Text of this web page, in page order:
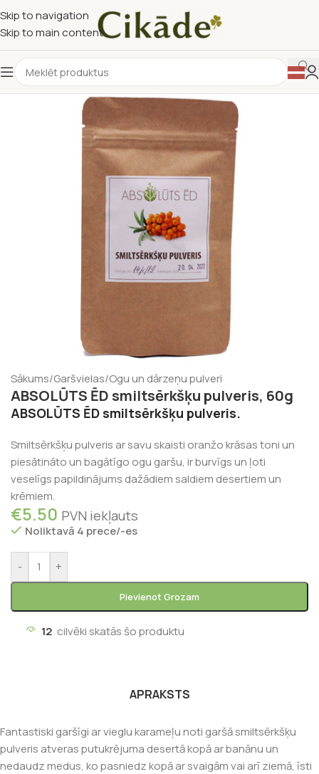
Skip to navigation
Skip to main content
Sākums/Garšvielas/Ogu un dārzeņu pulveri
ABSOLŪTS ĒD smiltsērkšķu pulveris, 60g
ABSOLŪTS ĒD smiltsērkšķu pulveris.
Smiltsērkšķu pulveris ar savu skaisti oranžo krāsas toni un
piesātināto un bagātīgo ogu garšu, ir burvīgs un ļoti
veselīgs papildinājums dažādiem saldiem desertiem un
krēmiem.
€5.50 PVN iekļauts
Noliktavā 4 prece/-es
- +
Pievienot Grozam
12 cilvēki skatās šo produktu
APRAKSTS
Fantastiski garšīgi ar vieglu karameļu noti garšā smiltsērkšķu
pulveris atveras putukrējuma desertā kopā ar banānu un
nedaudz medus, ko pasniedz kopā ar svaigām vai arī ziemā, īsti